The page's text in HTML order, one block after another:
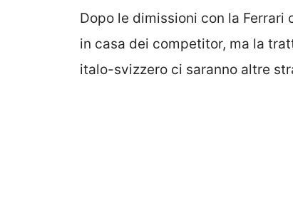
Dopo le dimissioni con la Ferrari
in casa dei competitor, ma la
italo-svizzero ci saranno altre